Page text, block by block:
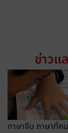
ข่าวแ
ภาษาจีน ภาษาที่ค